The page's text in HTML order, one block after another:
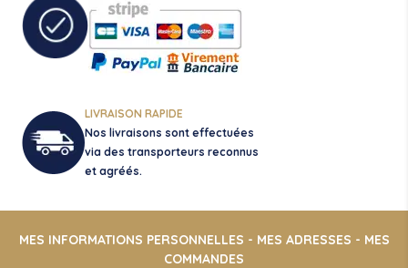
LIVRAISON RAPIDE
Nos livraisons sont effectuées
via des transporteurs reconnus
et agréés.
MES INFORMATIONS PERSONNELLES - MES ADRESSES - MES
COMMANDES